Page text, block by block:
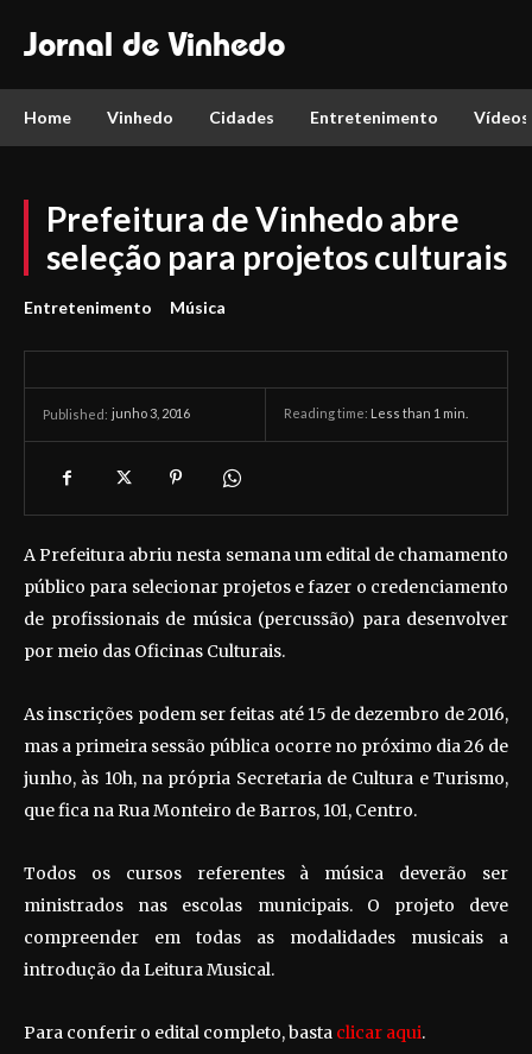
Jornal de Vinhedo
Home Vinhedo Cidades Entretenimento Vídeos
Prefeitura de Vinhedo abre
seleção para projetos culturais
Entretenimento Música
Published: junho 3, 2016 Reading time: Less than 1 min.
A Prefeitura abriu nesta semana um edital de chamamento
público para selecionar projetos e fazer o credenciamento
de profissionais de música (percussão) para desenvolver
por meio das Oficinas Culturais.
As inscrições podem ser feitas até 15 de dezembro de 2016,
mas a primeira sessão pública ocorre no próximo dia 26 de
junho, às 10h, na própria Secretaria de Cultura e Turismo,
que fica na Rua Monteiro de Barros, 101, Centro.
Todos os cursos referentes à música deverão ser
ministrados nas escolas municipais. O projeto deve
compreender em todas as modalidades musicais a
introdução da Leitura Musical.
Para conferir o edital completo, basta clicar aqui.